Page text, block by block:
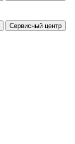
Сервисный центр